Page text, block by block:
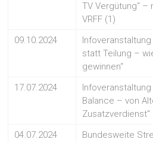
TV Vergütung“
VRFF (1)
09.10.2024
Infoveranstaltung
statt Teilung –
gewinnen“
17.07.2024
Infoveranstaltung
Balance – von
Zusatzverdienst“
04.07.2024
Bundesweite